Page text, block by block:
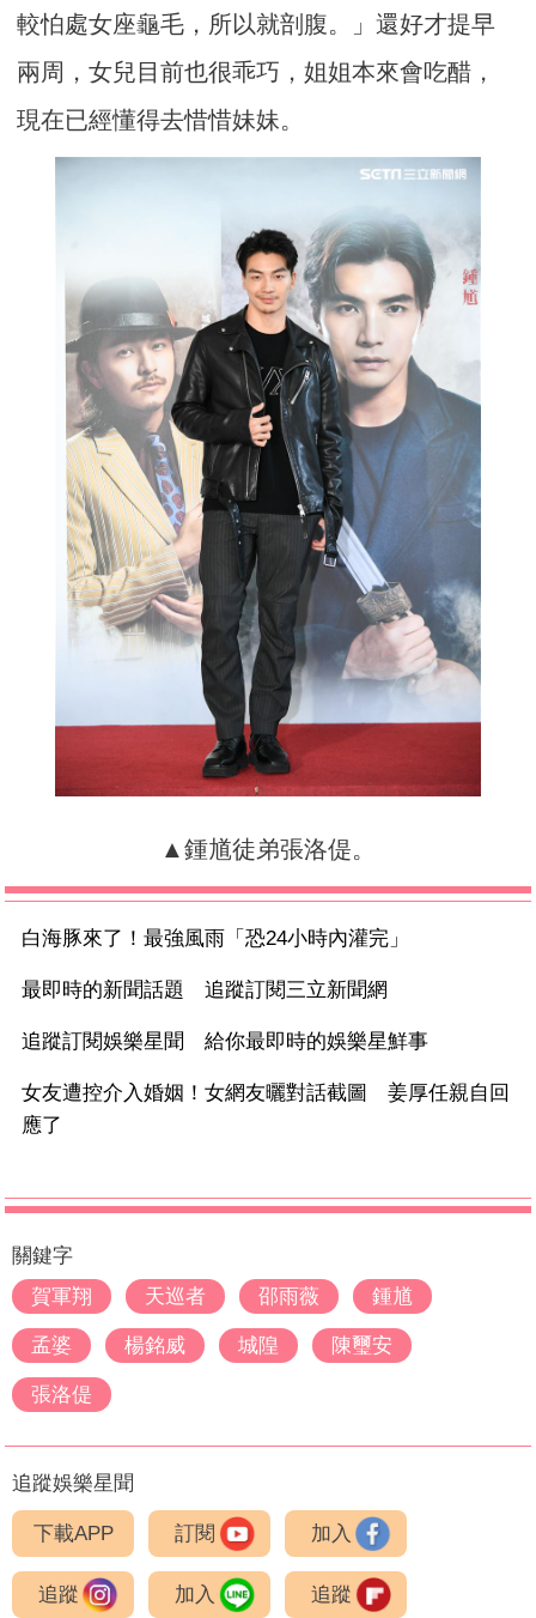
較怕處女座龜毛，所以就剖腹。」還好才提早
兩周，女兒目前也很乖巧，姐姐本來會吃醋，
現在已經懂得去惜惜妹妹。
▲鍾馗徒弟張洛偍。
白海豚來了！最強風雨「恐24小時內灌完」
最即時的新聞話題 追蹤訂閱三立新聞網
追蹤訂閱娛樂星聞 給你最即時的娛樂星鮮事
女友遭控介入婚姻！女網友曬對話截圖 姜厚任親自回
應了
關鍵字
賀軍翔
天巡者 邵雨薇 鍾馗
孟婆 楊銘威 城隍 陳璽安
張洛偍
追蹤娛樂星聞
下載APP 訂閱 加入
追蹤 加入 追蹤